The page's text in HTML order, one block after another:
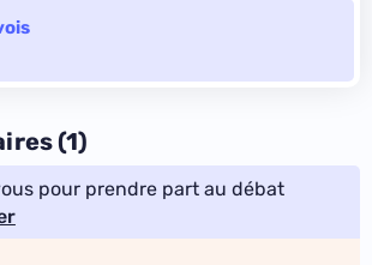
(1)
pour prendre part au débat